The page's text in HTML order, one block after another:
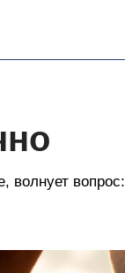
волнует вопрос: